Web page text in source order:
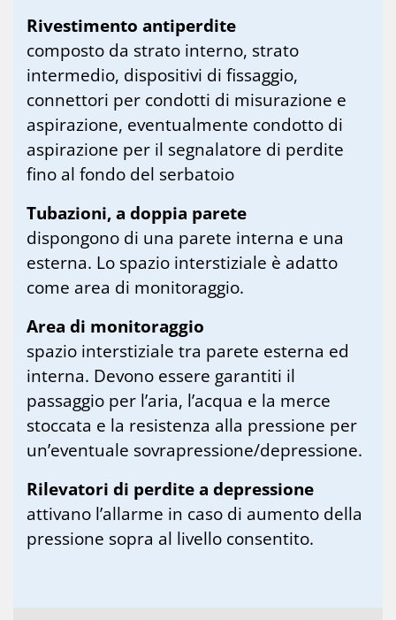
Rivestimento antiperdite
composto da strato interno, strato
intermedio, dispositivi di fissaggio,
connettori per condotti di misurazione e
aspirazione, eventualmente condotto di
aspirazione per il segnalatore di perdite
fino al fondo del serbatoio
Tubazioni, a doppia parete
dispongono di una parete interna e una
esterna. Lo spazio interstiziale è adatto
come area di monitoraggio.
Area di monitoraggio
spazio interstiziale tra parete esterna ed
interna. Devono essere garantiti il
passaggio per l’aria, l’acqua e la merce
stoccata e la resistenza alla pressione per
un’eventuale sovrapressione/depressione.
Rilevatori di perdite a depressione
attivano l’allarme in caso di aumento della
pressione sopra al livello consentito.